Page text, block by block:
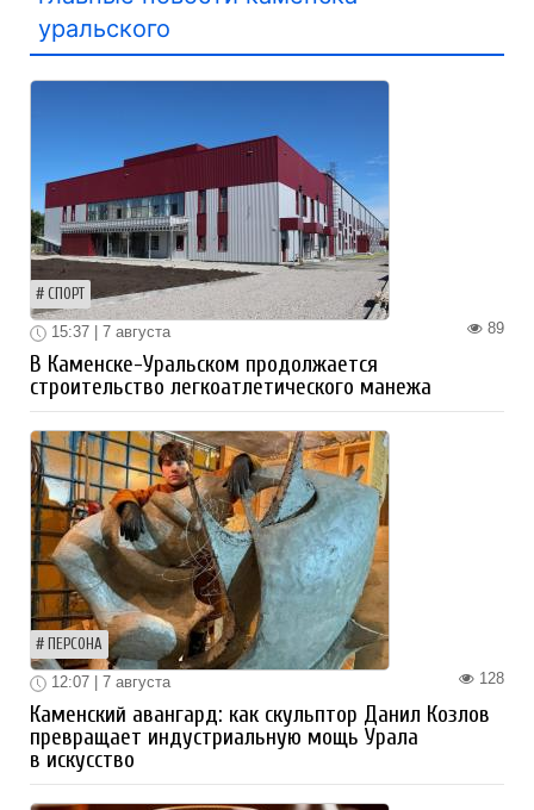
уральского
СПОРТ
89
15:37 | 7 августа
В Каменске-Уральском продолжается
строительство легкоатлетического манежа
ПЕРСОНА
128
12:07 | 7 августа
Каменский авангард: как скульптор Данил Козлов
превращает индустриальную мощь Урала
в искусство